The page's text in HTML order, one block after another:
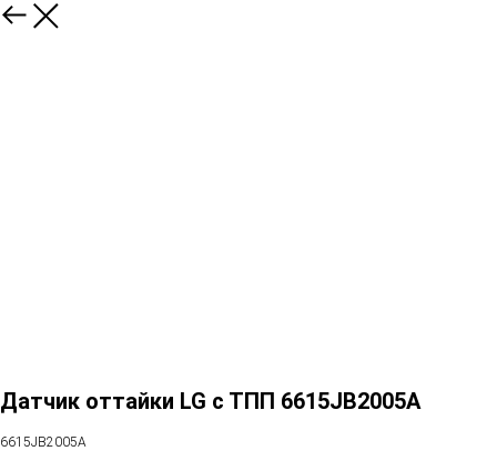
Датчик оттайки LG с ТПП 6615JB2005A
6615JB2005A